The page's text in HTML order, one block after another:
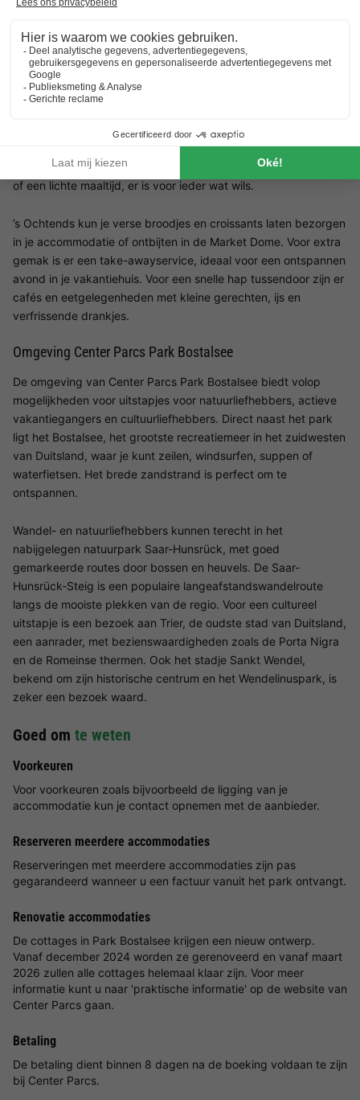
aangeboden. Het zwembad is daarmee dé plek waar gezinnen
Restaurants Center Parcs Park Bostalsee
Op culinair gebied biedt Center Parcs Park Bostalsee een ruime
gelegen in de gezellige Market Dome. Hier geniet je van zowel
regionale specialiteiten als internationale gerechten. Of je nu
zin hebt in een uitgebreid diner, een pizza voor het hele gezin
of een lichte maaltijd, er is voor ieder wat wils.
’s Ochtends kun je verse broodjes en croissants laten bezorgen
in je accommodatie of ontbijten in de Market Dome. Voor extra
gemak is er een take-awayservice, ideaal voor een ontspannen
avond in je vakantiehuis. Voor een snelle hap tussendoor zijn er
cafés en eetgelegenheden met kleine gerechten, ijs en
verfrissende drankjes.
Omgeving Center Parcs Park Bostalsee
De omgeving van Center Parcs Park Bostalsee biedt volop
mogelijkheden voor uitstapjes voor natuurliefhebbers, actieve
vakantiegangers en cultuurliefhebbers. Direct naast het park
ligt het Bostalsee, het grootste recreatiemeer in het zuidwesten
van Duitsland, waar je kunt zeilen, windsurfen, suppen of
waterfietsen. Het brede zandstrand is perfect om te
ontspannen.
Wandel- en natuurliefhebbers kunnen terecht in het
nabijgelegen natuurpark Saar-Hunsrück, met goed
gemarkeerde routes door bossen en heuvels. De Saar-
Hunsrück-Steig is een populaire langeafstandswandelroute
langs de mooiste plekken van de regio. Voor een cultureel
uitstapje is een bezoek aan Trier, de oudste stad van Duitsland,
een aanrader, met bezienswaardigheden zoals de Porta Nigra
en de Romeinse thermen. Ook het stadje Sankt Wendel,
bekend om zijn historische centrum en het Wendelinuspark, is
zeker een bezoek waard.
Goed om te weten
Voorkeuren
Voor voorkeuren zoals bijvoorbeeld de ligging van je
accommodatie kun je contact opnemen met de aanbieder.
Reserveren meerdere accommodaties
Reserveringen met meerdere accommodaties zijn pas
gegarandeerd wanneer u een factuur vanuit het park ontvangt.
Renovatie accommodaties
De cottages in Park Bostalsee krijgen een nieuw ontwerp.
Vanaf december 2024 worden ze gerenoveerd en vanaf maart
2026 zullen alle cottages helemaal klaar zijn. Voor meer
informatie kunt u naar 'praktische informatie' op de website van
Center Parcs gaan.
Betaling
De betaling dient binnen 8 dagen na de boeking voldaan te zijn
bij Center Parcs.